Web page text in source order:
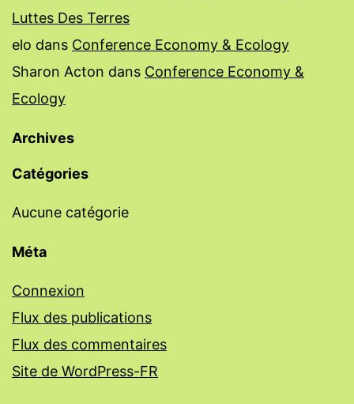
Luttes Des Terres
elo dans Conference Economy & Ecology
Sharon Acton dans Conference Economy &
Ecology
Archives
Catégories
Aucune catégorie
Méta
Connexion
Flux des publications
Flux des commentaires
Site de WordPress-FR